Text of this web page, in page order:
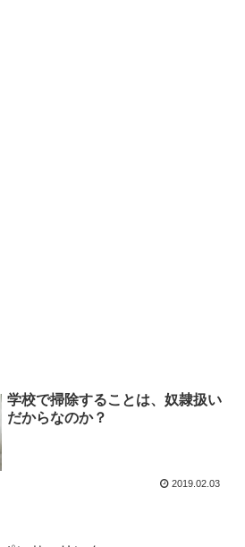
学校で掃除することは、奴隷扱い
だからなのか？
2019.02.03